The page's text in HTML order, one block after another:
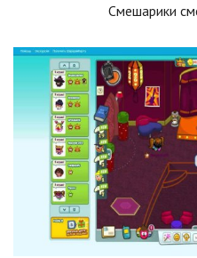
Смешарики